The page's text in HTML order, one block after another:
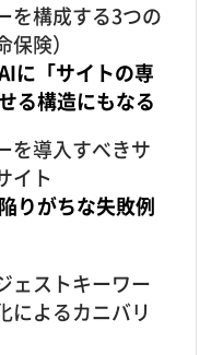
を構成する3つの
険）
に「サイトの専
る構造にもなる
を導入すべきサ
イト
りがちな失敗例
ェストキーワー
によるカニバリ